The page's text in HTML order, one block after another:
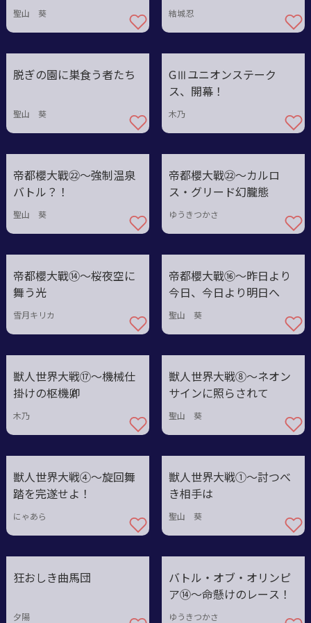
聖山 葵 結城忍
脱ぎの園に巣食う者たち
聖山 葵
GⅢユニオンステーク
ス、開幕！
木乃
帝都櫻大戰㉒〜強制温泉
バトル？！
聖山 葵
帝都櫻大戰㉒～カルロ
ス・グリード幻朧態
ゆうきつかさ
帝都櫻大戰⑭〜桜夜空に
舞う光
雪月キリカ
帝都櫻大戰⑯〜昨日より
今日、今日より明日へ
聖山 葵
獣人世界大戦⑰〜機械仕
掛けの枢機卿
木乃
獣人世界大戦⑧〜ネオン
サインに照らされて
聖山 葵
獣人世界大戦④〜旋回舞
踏を完遂せよ！
にゃあら
獣人世界大戦①〜討つべ
き相手は
聖山 葵
狂おしき曲馬団
夕陽
バトル・オブ・オリンピ
ア⑭～命懸けのレース！
ゆうきつかさ